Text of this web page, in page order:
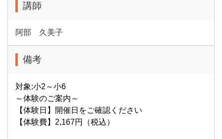
講師
阿部 久美子
備考
対象:小2～小6
～体験のご案内～
【体験日】開催日をご確認ください
【体験費】2,167円（税込）